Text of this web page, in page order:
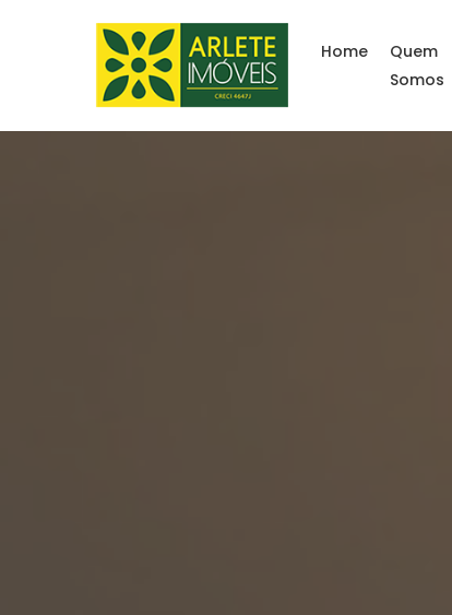
Home
Quem
Somos
Imóveis para